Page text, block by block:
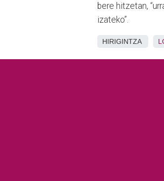
bere hitzetan,
izateko”.
HIRIGINTZA